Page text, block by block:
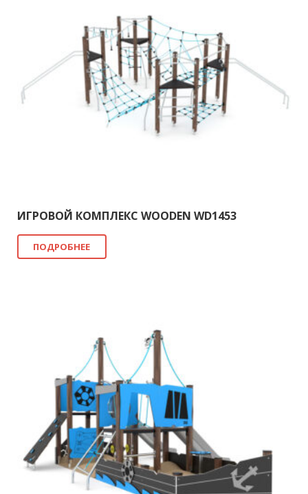
ИГРОВОЙ КОМПЛЕКС WOODEN WD1453
ПОДРОБНЕЕ